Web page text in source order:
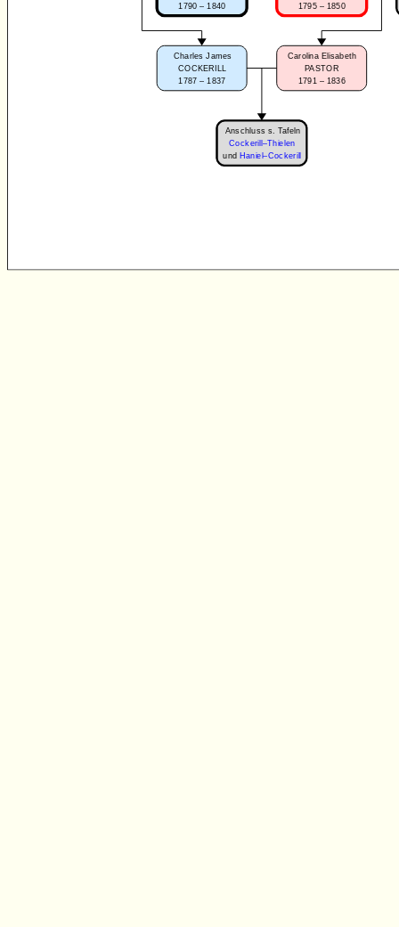
1790 – 1840 1795 – 1850
Charles James
COCKERILL
1787 – 1837
Carolina Elisabeth
PASTOR
1791 – 1836
Anschluss s. Tafeln
Cockerill–Thielen
und Haniel–Cockerill